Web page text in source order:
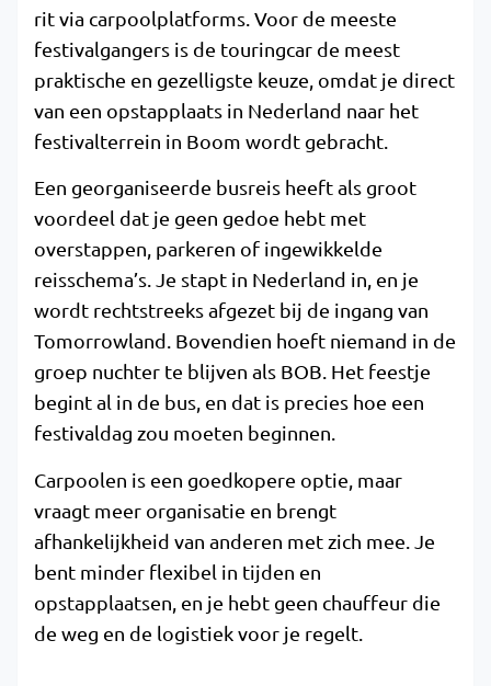
rit via carpoolplatforms. Voor de meeste
festivalgangers is de touringcar de meest
praktische en gezelligste keuze, omdat je direct
van een opstapplaats in Nederland naar het
festivalterrein in Boom wordt gebracht.
Een georganiseerde busreis heeft als groot
voordeel dat je geen gedoe hebt met
overstappen, parkeren of ingewikkelde
reisschema’s. Je stapt in Nederland in, en je
wordt rechtstreeks afgezet bij de ingang van
Tomorrowland. Bovendien hoeft niemand in de
groep nuchter te blijven als BOB. Het feestje
begint al in de bus, en dat is precies hoe een
festivaldag zou moeten beginnen.
Carpoolen is een goedkopere optie, maar
vraagt meer organisatie en brengt
afhankelijkheid van anderen met zich mee. Je
bent minder flexibel in tijden en
opstapplaatsen, en je hebt geen chauffeur die
de weg en de logistiek voor je regelt.